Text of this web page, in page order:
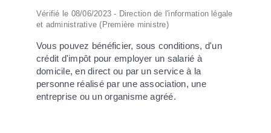
Vérifié le 08/06/2023 - Direction de l'information légale
et administrative (Première ministre)
Vous pouvez bénéficier, sous conditions, d'un
crédit d'impôt pour employer un salarié à
domicile, en direct ou par un service à la
personne réalisé par une association, une
entreprise ou un organisme agréé.